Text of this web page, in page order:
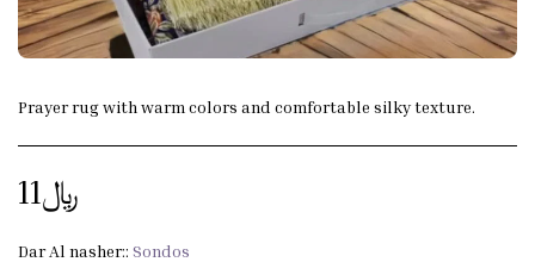
Prayer rug with warm colors and comfortable silky texture.
﷼11
Dar Al nasher:: Sondos